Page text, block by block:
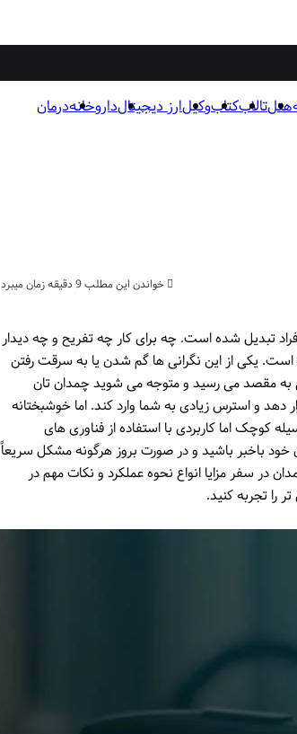
هتلتالابکتابوکیلارز دیجیتالداروخانهدرمان
خواندن این مطلب 9 دقیقه زمان میبرد
تبدیل شده است. چه برای کار چه تفریح و چه دیدار
است. یکی از این نگرانی ها گم شدن یا به سرقت رفتن
مقصد می رسید و متوجه می شوید چمدان تان
دهد و استرس زیادی به شما وارد کند. اما خوشبختانه
کوچک اما کاربردی با استفاده از فناوری های
خود باخبر باشید و در صورت بروز هرگونه مشکل سریعاً
در سفر مزایا انواع نحوه عملکرد و نکات مهم در
را تجربه کنید.